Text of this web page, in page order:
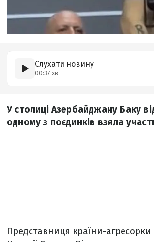
Слухати новину
00:37 хв
У столиці Азербайджану Баку
одному з поєдинків взяла
Представниця країни-